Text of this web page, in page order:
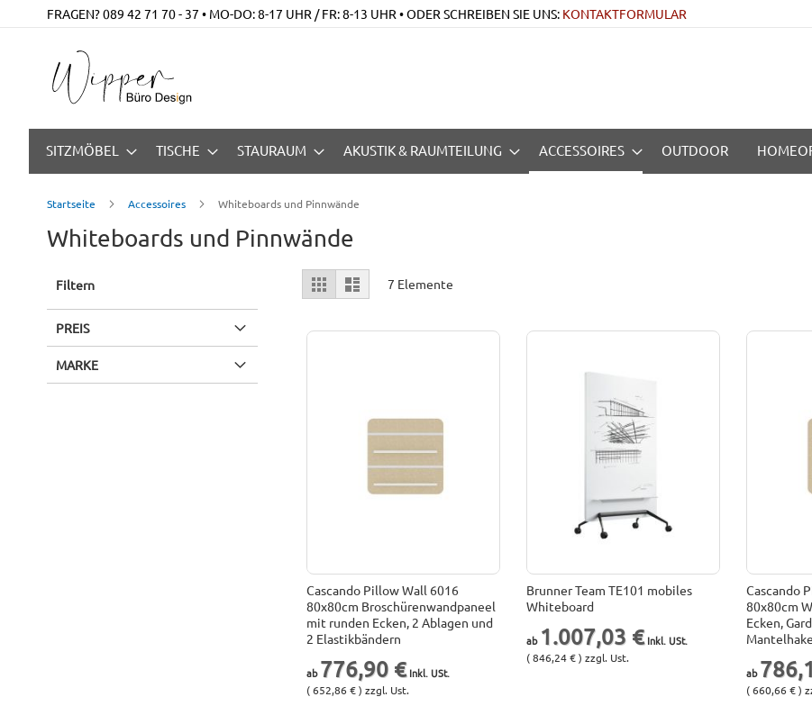
Zum
springen
FRAGEN? 089 42 71 70 - 37 • MO-DO: 8-17 UHR / FR: 8-13 UHR • ODER SCHREIBEN SIE UNS: KONTAKTFORMULAR
SITZMÖBEL TISCHE STAURAUM AKUSTIK & RAUMTEILUNG ACCESSOIRES OUTDOOR
Startseite Accessoires Whiteboards und Pinnwände
Whiteboards und Pinnwände
Anzeigen
als
Liste Liste 7 Elemente
Cascando Pillow Wall 6016
80x80cm Broschürenwandpaneel
mit runden Ecken, 2 Ablagen und
2 Elastikbändern
776,90 €
( 652,86 € ) zzgl. Ust.
Brunner Team TE101 mobiles
Whiteboard
1.007,03 €
( 846,24 € ) zzgl. Ust.
Cascando
80x80cm
Ecken,
( 660,66 € )
Filtern
PREIS
MARKE